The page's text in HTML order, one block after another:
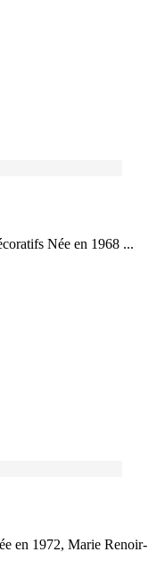
Née en 1968 ...
en 1972, Marie Renoir-